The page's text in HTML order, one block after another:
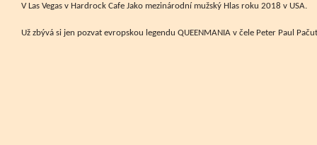
V Las Vegas v Hardrock Cafe Jako mezinárodní mužský Hlas roku 2018 v USA.
Už zbývá si jen pozvat evropskou legendu QUEENMANIA v čele Peter Paul